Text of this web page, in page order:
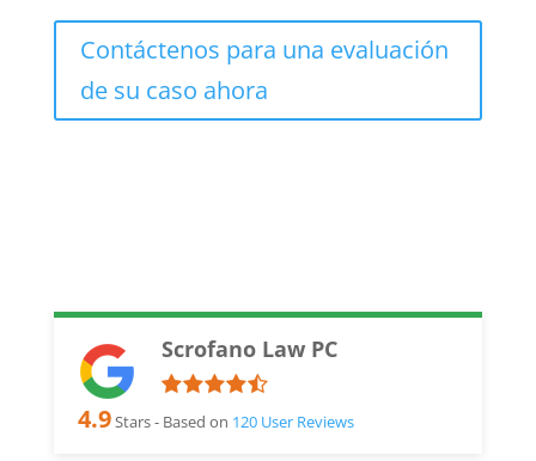
Contáctenos para una evaluación
de su caso ahora
Scrofano Law PC
4.9Stars - Based on 120User Reviews